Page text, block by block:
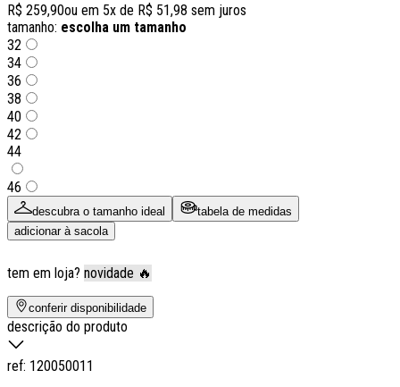
R$ 259,90ou em 5x de R$ 51,98 sem juros
tamanho: escolha um tamanho
32
34
36
38
40
42
44
46
descubra o tamanho ideal
tabela de medidas
adicionar à sacola
tem em loja? novidade 🔥
conferir disponibilidade
descrição do produto
ref: 120050011